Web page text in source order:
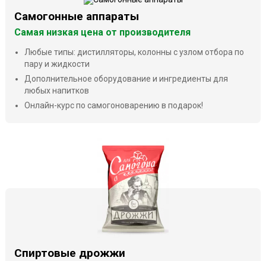
Самогонные аппараты
Самая низкая цена от производителя
Любые типы: дистилляторы, колонны с узлом отбора по
пару и жидкости
Дополнительное оборудование и ингредиенты для
любых напитков
Онлайн-курс по самогоноварению в подарок!
Спиртовые дрожжи